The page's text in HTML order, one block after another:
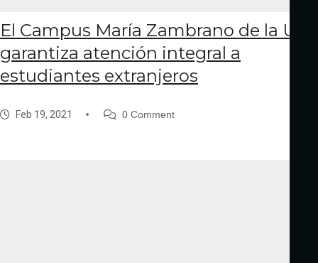
El Campus María Zambrano de la UVa
garantiza atención integral a
estudiantes extranjeros
Feb 19, 2021 0 Comment